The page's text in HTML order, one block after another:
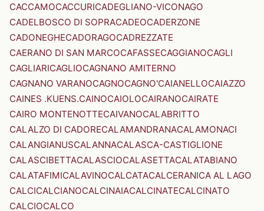
CACCAMOCACCURICADEGLIANO-VICONAGO
CADELBOSCO DI SOPRACADEOCADERZONE
CADONEGHECADORAGOCADREZZATE
CAERANO DI SAN MARCOCAFASSECAGGIANOCAGLI
CAGLIARICAGLIOCAGNANO AMITERNO
CAGNANO VARANOCAGNOCAGNO'CAIANELLOCAIAZZO
CAINES .KUENS.CAINOCAIOLOCAIRANOCAIRATE
CAIRO MONTENOTTECAIVANOCALABRITTO
CALALZO DI CADORECALAMANDRANACALAMONACI
CALANGIANUSCALANNACALASCA-CASTIGLIONE
CALASCIBETTACALASCIOCALASETTACALATABIANO
CALATAFIMICALAVINOCALCATACALCERANICA AL LAGO
CALCICALCIANOCALCINAIACALCINATECALCINATO
CALCIOCALCO